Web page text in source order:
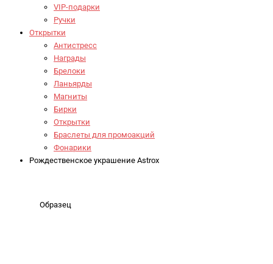
VIP-подарки
Ручки
Открытки
Антистресс
Награды
Брелоки
Ланьярды
Магниты
Бирки
Открытки
Браслеты для промоакций
Фонарики
Рождественское украшение Astrox
Образец